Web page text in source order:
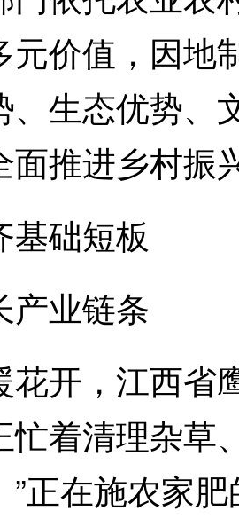
元价值，因地
、生态优势、
面推进乡村振
础短板
业链条
，江西省
忙着清理杂草
”正在施农家